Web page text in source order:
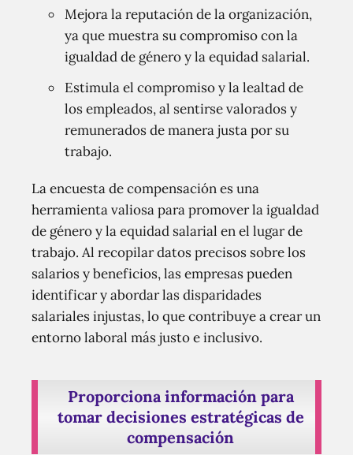
Mejora la reputación de la organización,
ya que muestra su compromiso con la
igualdad de género y la equidad salarial.
Estimula el compromiso y la lealtad de
los empleados, al sentirse valorados y
remunerados de manera justa por su
trabajo.
La encuesta de compensación es una
herramienta valiosa para promover la igualdad
de género y la equidad salarial en el lugar de
trabajo. Al recopilar datos precisos sobre los
salarios y beneficios, las empresas pueden
identificar y abordar las disparidades
salariales injustas, lo que contribuye a crear un
entorno laboral más justo e inclusivo.
Proporciona información para
tomar decisiones estratégicas de
compensación